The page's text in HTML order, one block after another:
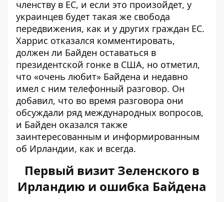
членству в ЕС, и если это произойдет, у
украинцев будет такая же свобода
передвижения, как и у других граждан ЕС.
Харрис отказался комментировать,
должен ли Байден оставаться в
президентской гонке в США, но отметил,
что «очень любит» Байдена и недавно
имел с ним телефонный разговор. Он
добавил, что во время разговора они
обсуждали ряд международных вопросов,
и Байден оказался также
заинтересованным и информированным
об Ирландии, как и всегда.
Первый визит Зеленского в
Ирландию и ошибка Байдена